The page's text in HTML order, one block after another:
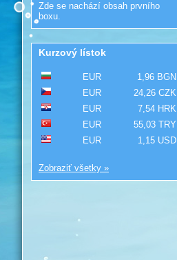
Zde se nachází obsah prvního
boxu.
Kurzový lístok
EUR
1,96 BGN
EUR
24,26 CZK
EUR
7,54 HRK
EUR
55,03 TRY
EUR
1,15 USD
Zobraziť všetky »